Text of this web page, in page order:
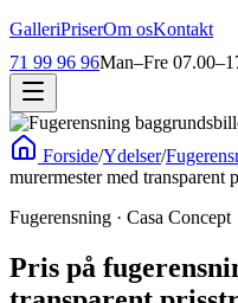
GalleriPriserOm osKontakt
71 99 96 96Man–Fre
Forside/Ydelser/
murermester med transparent
Fugerensning · Casa Concept
Pris på